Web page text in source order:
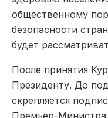
общественному
безопасности
будет
После принятия
Президенту. До
скрепляется
Премьер-Министра.